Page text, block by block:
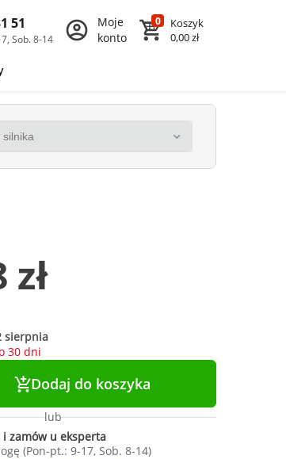
51
Sob. 8-14
Moje
konto
0
Koszyk
0,00 zł
zł
sierpnia
30 dni
Dodaj do koszyka
lub
i zamów u eksperta
(Pon-pt.: 9-17, Sob. 8-14)